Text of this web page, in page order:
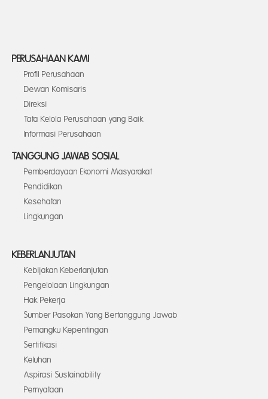
PERUSAHAAN KAMI
Profil Perusahaan
Dewan Komisaris
Direksi
Tata Kelola Perusahaan yang Baik
Informasi Perusahaan
TANGGUNG JAWAB SOSIAL
Pemberdayaan Ekonomi Masyarakat
Pendidikan
Kesehatan
Lingkungan
KEBERLANJUTAN
Kebijakan Keberlanjutan
Pengelolaan Lingkungan
Hak Pekerja
Sumber Pasokan Yang Bertanggung Jawab
Pemangku Kepentingan
Sertifikasi
Keluhan
Aspirasi Sustainability
Pernyataan